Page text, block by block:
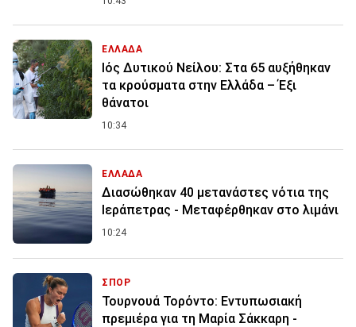
ΕΛΛΑΔΑ
Ιός Δυτικού Νείλου: Στα 65 αυξήθηκαν
τα κρούσματα στην Ελλάδα – Έξι
θάνατοι
10:34
ΕΛΛΑΔΑ
Διασώθηκαν 40 μετανάστες νότια της
Ιεράπετρας - Μεταφέρθηκαν στο λιμάνι
10:24
ΣΠΟΡ
Τουρνουά Τορόντο: Εντυπωσιακή
πρεμιέρα για τη Μαρία Σάκκαρη -